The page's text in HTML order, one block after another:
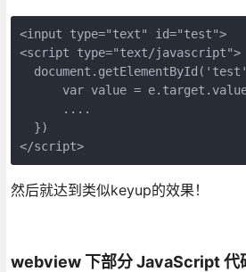
<input type="text" id="test">
<script type="text/javascript">
var value =
      ....
  })
</script>
然后就达到类似keyup的效果！
webview 下部分 JavaScript 代